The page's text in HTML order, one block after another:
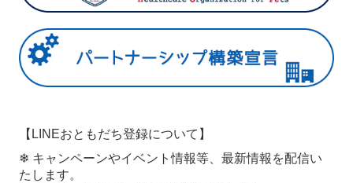
【LINEおともだち登録について】
❄ キャンペーンやイベント情報等、最新情報を配信い
たします。